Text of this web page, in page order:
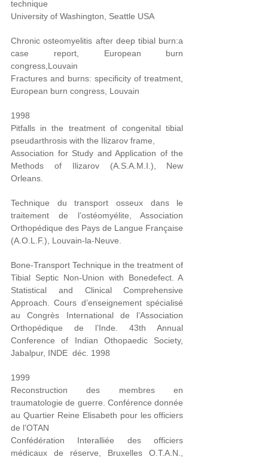
technique
University of Washington, Seattle USA
Chronic osteomyelitis after deep tibial burn:a
case report, European burn
congress,Louvain
Fractures and burns: specificity of treatment,
European burn congress, Louvain
1998
Pitfalls in the treatment of congenital tibial
pseudarthrosis with the Ilizarov frame,
Association for Study and Application of the
Methods of Ilizarov (A.S.A.M.I.), New
Orleans.
Technique du transport osseux dans le
traitement de l’ostéomyélite, Association
Orthopédique des Pays de Langue Française
(A.O.L.F.), Louvain-la-Neuve.
Bone-Transport Technique in the treatment of
Tibial Septic Non-Union with Bonedefect. A
Statistical and Clinical Comprehensive
Approach. Cours d’enseignement spécialisé
au Congrès International de l’Association
Orthopédique de l’Inde. 43th Annual
Conference of Indian Othopaedic Society,
Jabalpur, INDE déc. 1998
1999
Reconstruction des membres en
traumatologie de guerre. Conférence donnée
au Quartier Reine Elisabeth pour les officiers
de l’OTAN
Confédération Interalliée des officiers
médicaux de réserve, Bruxelles O.T.A.N.,